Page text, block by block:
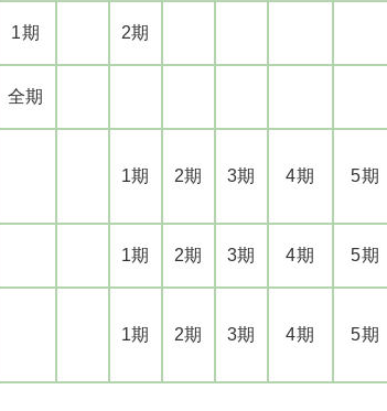
1期 2期
全期
1期 2期 3期 4期 5期
1期 2期 3期 4期 5期
1期 2期 3期 4期 5期